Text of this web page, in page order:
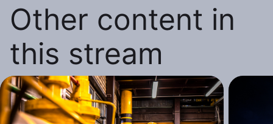
Other content in
this stream